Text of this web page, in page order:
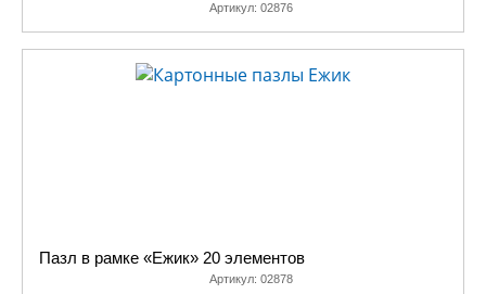
Артикул: 02876
Пазл в рамке «Ежик» 20 элементов
Артикул: 02878